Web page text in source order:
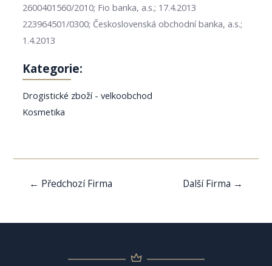
2600401560/2010; Fio banka, a.s.; 17.4.2013
223964501/0300; Československá obchodní banka, a.s.;
1.4.2013
Kategorie:
Drogistické zboží - velkoobchod
Kosmetika
Navigace
← Předchozí Firma Další Firma →